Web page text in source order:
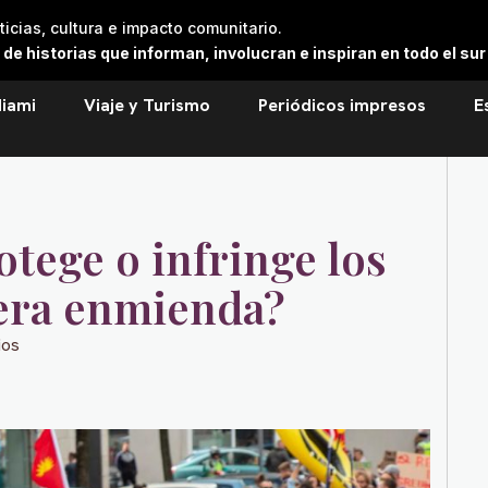
cultura e impacto comunitario.
historias que informan, involucran e inspiran en todo el sur
Viaje y Turismo Periódicos impresos
o infringe los
enmienda?